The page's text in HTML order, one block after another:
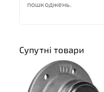
пошкоджень.
Супутні товари